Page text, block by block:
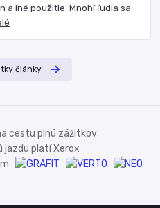
a iné použitie. Mnohí ľudia sa
články